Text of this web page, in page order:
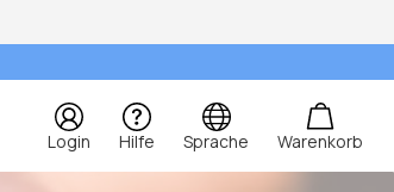
Login Hilfe Sprache Warenkorb